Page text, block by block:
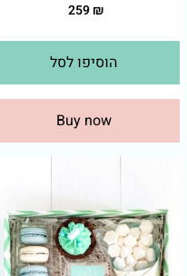
259₪
הוסיפו לסל
Buy now